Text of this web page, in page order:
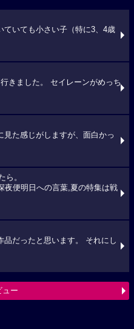
ていても小さい子（特に3、4歳
きました。 セイレーンがめっち
た感じがしますが、面白かっ
ら。
夜便明日への言葉,夏の特集は戦
品だったと思います。 それにし
ュー